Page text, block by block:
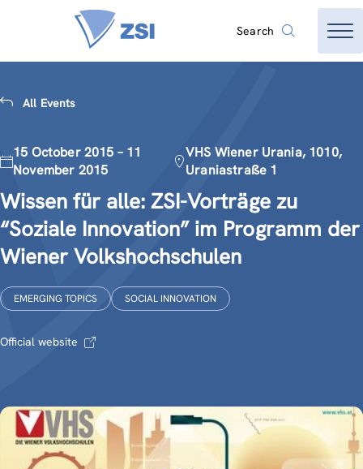
Search
All Events
15 October 2015 – 11
November 2015
VHS Wiener Urania, 1010,
Uraniastraße 1
Wissen für alle: ZSI-Vorträge zu
“Soziale Innovation” im Programm der
Wiener Volkshochschulen
EMERGING TOPICS SOCIAL INNOVATION
Official website